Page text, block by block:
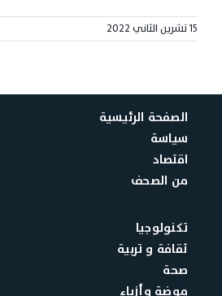
15 تشرين الثاني 2022
الصفحة الرئيسية
سياسة
اقتصاد
من الصحف
تكنولوجيا
ثقافة و تربية
صحة
موضة وأزياء